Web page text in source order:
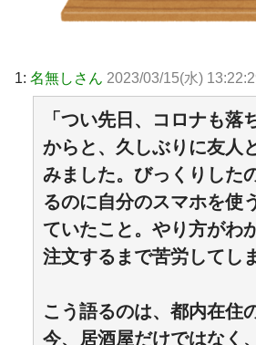
1: 名無しさん 2023/03/15(水)
「つい先日、コロナも落
からと、久しぶりに友人
みました。びっくりした
るのに自分のスマホを使
ていたこと。やり方がわ
注文するまで苦労してし
こう語るのは、都内在住
今、居酒屋だけではなく